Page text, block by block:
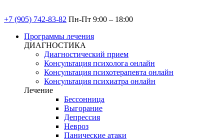
+7 (905) 742-83-82 Пн-Пт 9:00 – 18:00
Программы лечения
ДИАГНОСТИКА
Диагностический прием
Консультация психолога онлайн
Консультация психотерапевта онлайн
Консультация психиатра онлайн
Лечение
Бессонница
Выгорание
Депрессия
Невроз
Панические атаки